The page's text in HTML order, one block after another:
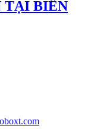
TẠI BIÊN